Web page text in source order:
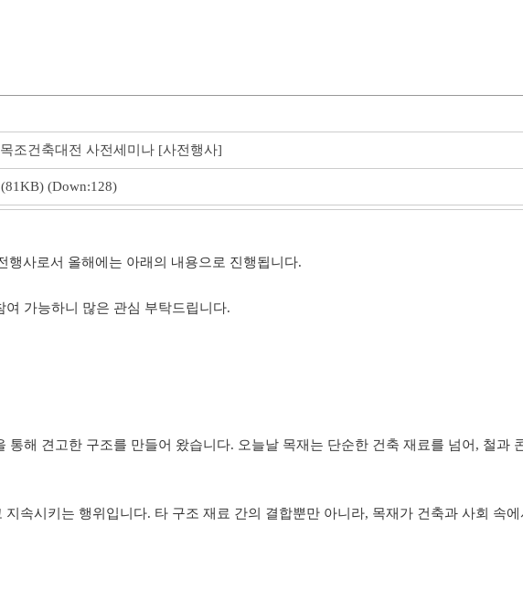
조건축대전 사전세미나 [사전행사]
(81KB) (Down:128)
사로서 올해에는 아래의 내용으로 진행됩니다.
가능하니 많은 관심 부탁드립니다.
통해 견고한 구조를 만들어 왔습니다. 오늘날 목재는 단순한 건축 재료를 넘어, 철과
속시키는 행위입니다. 타 구조 재료 간의 결합뿐만 아니라, 목재가 건축과 사회 속